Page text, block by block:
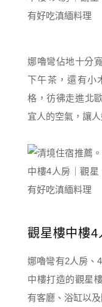
娜嚕彎佔地十分
下午茶，還有小
格，彷彿走進北
宜人的空氣，讓
觀星樓中樓4
娜嚕彎有2人房、
中樓打造的觀星
有客廳、浴缸以及